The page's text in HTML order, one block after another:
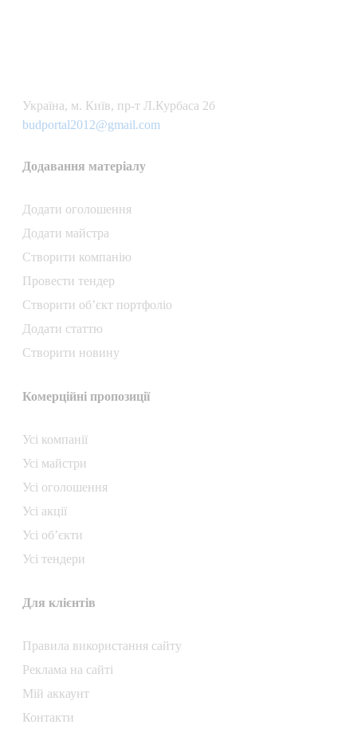
Українa, м. Київ, пр-т Л.Курбаса 2б
budportal2012@gmail.com
Додавання матеріалу
Додати oголошення
Додати майстра
Створити компанiю
Провести тендер
Створити об’єкт портфоліо
Додати статтю
Створити новину
Комерційні пропозиції
Усі компанії
Усі майстри
Усі оголошення
Усі акції
Усі об’єкти
Усі тендери
Для клієнтів
Правила використання сайту
Реклама на сайті
Мій аккаунт
Контакти